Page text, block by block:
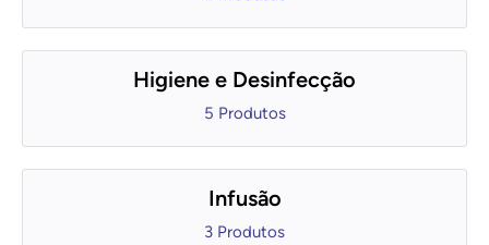
Higiene e Desinfecção
5 Produtos
Infusão
3 Produtos